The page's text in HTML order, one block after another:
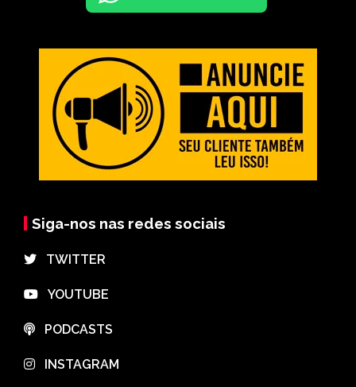
Siga-nos nas redes sociais
⠀TWITTER
⠀YOUTUBE
⠀PODCASTS
⠀INSTAGRAM